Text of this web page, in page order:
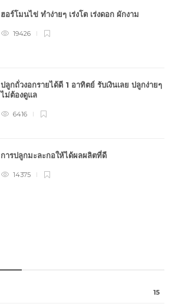
ฮอร์โมนไข่ ทำง่ายๆ เร่งโต เร่งดอก ผักงาม
19426
ปลูกถั่วงอกรายได้ดี 1 อาทิตย์ รับเงินเลย ปลูกง่ายๆ
ไม่ต้องดูแล
6416
การปลูกมะละกอให้ได้ผลผลิตที่ดี
14375
15